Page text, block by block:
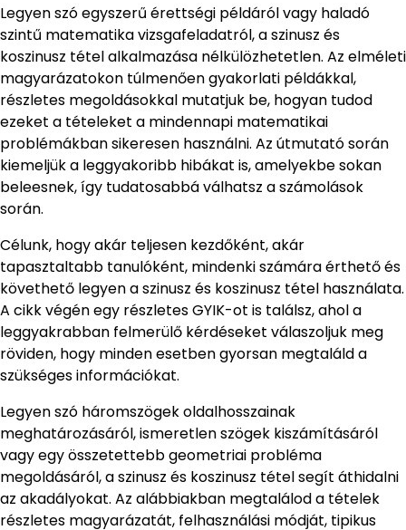
Legyen szó egyszerű érettségi példáról vagy haladó
szintű matematika vizsgafeladatról, a szinusz és
koszinusz tétel alkalmazása nélkülözhetetlen. Az elméleti
magyarázatokon túlmenően gyakorlati példákkal,
részletes megoldásokkal mutatjuk be, hogyan tudod
ezeket a tételeket a mindennapi matematikai
problémákban sikeresen használni. Az útmutató során
kiemeljük a leggyakoribb hibákat is, amelyekbe sokan
beleesnek, így tudatosabbá válhatsz a számolások
során.
Célunk, hogy akár teljesen kezdőként, akár
tapasztaltabb tanulóként, mindenki számára érthető és
követhető legyen a szinusz és koszinusz tétel használata.
A cikk végén egy részletes GYIK-ot is találsz, ahol a
leggyakrabban felmerülő kérdéseket válaszoljuk meg
röviden, hogy minden esetben gyorsan megtaláld a
szükséges információkat.
Legyen szó háromszögek oldalhosszainak
meghatározásáról, ismeretlen szögek kiszámításáról
vagy egy összetettebb geometriai probléma
megoldásáról, a szinusz és koszinusz tétel segít áthidalni
az akadályokat. Az alábbiakban megtalálod a tételek
részletes magyarázatát, felhasználási módját, tipikus